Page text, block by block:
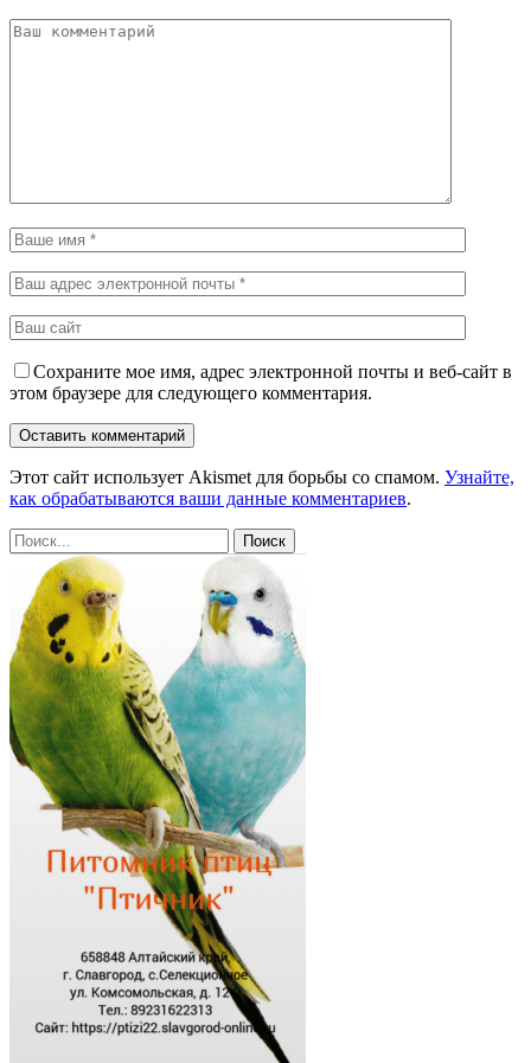
Сохраните мое имя, адрес электронной почты и веб-сайт в
этом браузере для следующего комментария.
Этот сайт использует Akismet для борьбы со спамом. Узнайте,
как обрабатываются ваши данные комментариев.